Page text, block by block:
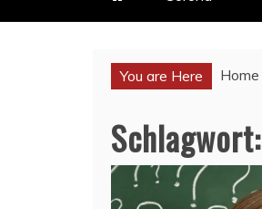
You are Here Home
Schlagwort: